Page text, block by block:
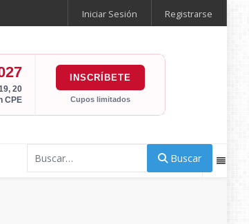
Iniciar Sesión Registrarse
20
CPE
INSCRÍBETE
Cupos limitados
Buscar